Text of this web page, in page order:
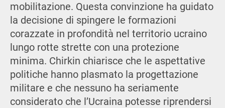
mobilitazione. Questa convinzione ha guidato
la decisione di spingere le formazioni
corazzate in profondità nel territorio ucraino
lungo rotte strette con una protezione
minima. Chirkin chiarisce che le aspettative
politiche hanno plasmato la progettazione
militare e che nessuno ha seriamente
considerato che l’Ucraina potesse riprendersi